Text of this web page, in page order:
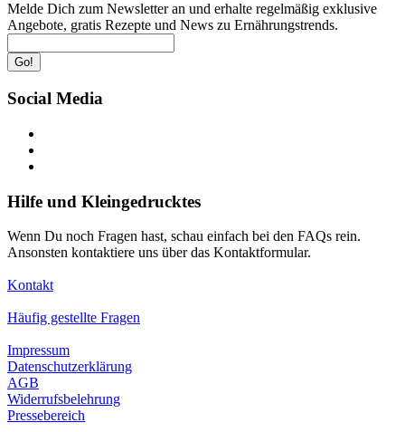
Melde Dich zum Newsletter an und erhalte regelmäßig exklusive
Angebote, gratis Rezepte und News zu Ernährungstrends.
Go!
Social Media
Hilfe und Kleingedrucktes
Wenn Du noch Fragen hast, schau einfach bei den FAQs rein.
Ansonsten kontaktiere uns über das Kontaktformular.
Kontakt
Häufig gestellte Fragen
Impressum
Datenschutzerklärung
AGB
Widerrufsbelehrung
Pressebereich